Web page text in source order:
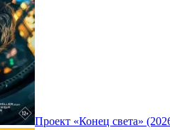
Проект «Конец света»